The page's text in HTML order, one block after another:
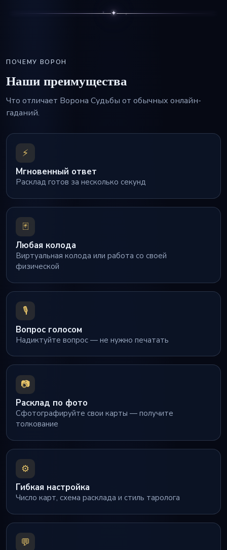
✦
ПОЧЕМУ ВОРОН
Наши преимущества
Что отличает Ворона Судьбы от обычных онлайн-
гаданий.
⚡
Мгновенный ответ
Расклад готов за несколько секунд
🃏
Любая колода
Виртуальная колода или работа со своей
физической
🎙️
Вопрос голосом
Надиктуйте вопрос — не нужно печатать
📷
Расклад по фото
Сфотографируйте свои карты — получите
толкование
⚙️
Гибкая настройка
Число карт, схема расклада и стиль таролога
💬